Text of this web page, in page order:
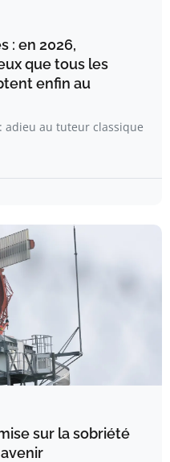
: en 2026,
que tous les
enfin au
adieu au tuteur classique
sur la sobriété